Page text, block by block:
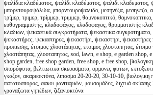
ψαλίδια κλαδέματος, ψαλίδι κλαδέματος, ψαλιδι κλαδεματος,
μπορντουροψάλιδα, μπορντουροψαλιδο, μεσηνέζα, μεσηνεζα,
τρίμερ, τριμερ, τρίμμερ, τριμμερ, θαμνοκοπτικό,
ευθυγραμμιστής, κλαδοφάγος, κλαδοφαγος, θρυμματιστής
κλαδιων, ψεκαστικά συγκροτήματα, ψεκαστικα
ψεκαστήρες, ψεκαστηρες, ψεκαστήρι, ψεκαστηρι, ψεκαστήρες
προπιεσης, έτοιμος χλοοτάπητας, ετοιμος χλοοταπητας,
χλοοτάπητας, χλοοταπητας, sod, lawn, e shop, e garden shop,
shop garden, free shop garden, free shop, e free shop,
σπορόφυτα, βελτιωτικα σκευασματα, ορμονες φυτων,
γκαζον, ακαρεοκτόνα, λιπασμα 20-20-20, 30-10-10, βιολογικη
πατατοσπορος, σακοι μανιταριών, μουσαμάδες, διχτυά
γραναζωτα γηπέδων, ζιζανιοκτόνα